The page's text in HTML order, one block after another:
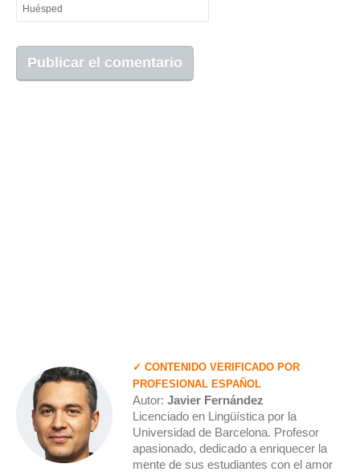
✓ CONTENIDO VERIFICADO POR
PROFESIONAL ESPAÑOL
Autor: Javier Fernández
Licenciado en Lingüística por la
Universidad de Barcelona. Profesor
apasionado, dedicado a enriquecer la
mente de sus estudiantes con el amor